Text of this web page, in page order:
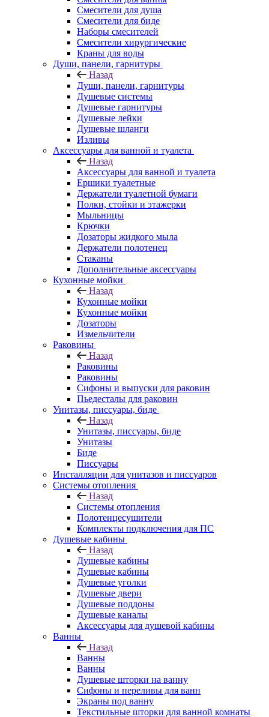
Смесители для душа
Смесители для биде
Наборы смесителей
Смесители хирургические
Краны для воды
Души, панели, гарнитуры
Назад
Души, панели, гарнитуры
Душевые системы
Душевые гарнитуры
Душевые лейки
Душевые шланги
Изливы
Аксессуары для ванной и туалета
Назад
Аксессуары для ванной и туалета
Ершики туалетные
Держатели туалетной бумаги
Полки, стойки и этажерки
Мыльницы
Крючки
Дозаторы жидкого мыла
Держатели полотенец
Стаканы
Дополнительные аксессуары
Кухонные мойки
Назад
Кухонные мойки
Кухонные мойки
Дозаторы
Измельчители
Раковины
Назад
Раковины
Раковины
Сифоны и выпуски для раковин
Пьедесталы для раковин
Унитазы, писсуары, биде
Назад
Унитазы, писсуары, биде
Унитазы
Биде
Писсуары
Инсталляции для унитазов и писсуаров
Системы отопления
Назад
Системы отопления
Полотенцесушители
Комплекты подключения для ПС
Душевые кабины
Назад
Душевые кабины
Душевые кабины
Душевые уголки
Душевые двери
Душевые поддоны
Душевые каналы
Аксессуары для душевой кабины
Ванны
Назад
Ванны
Ванны
Душевые шторки на ванну
Сифоны и переливы для ванн
Экраны под ванну
Текстильные шторки для ванной комнаты